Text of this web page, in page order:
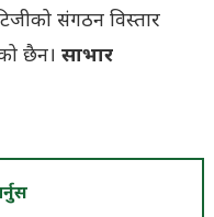
संगठन विस्तार
छैन। साभार